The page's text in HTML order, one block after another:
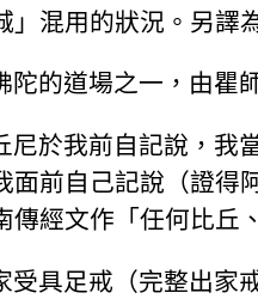
」混用的狀況。另譯
陀的道場之一，由瞿
尼於我前自記說，我
面前自己記說（證得
傳經文作「任何比丘
受具足戒（完整出家